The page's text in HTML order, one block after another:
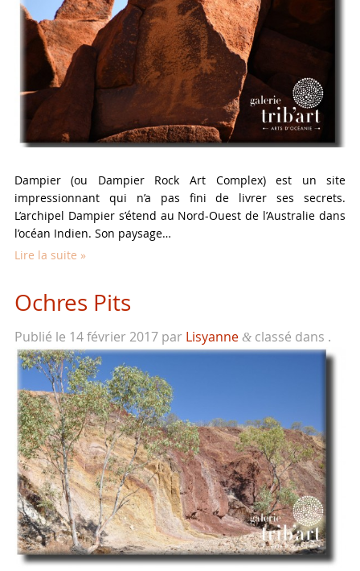
Dampier (ou Dampier Rock Art Complex) est un site
impressionnant qui n’a pas fini de livrer ses secrets.
L’archipel Dampier s’étend au Nord-Ouest de l’Australie dans
l’océan Indien. Son paysage…
Lire la suite »
Ochres Pits
Publié le 14 février 2017par Lisyanne &classé dans .